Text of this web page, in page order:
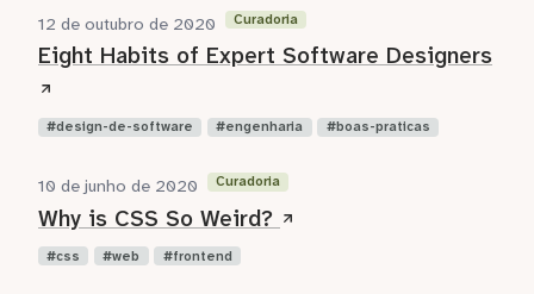
12 de outubro de 2020 Curadoria
Eight Habits of Expert Software Designers
design-de-software engenharia boas-praticas
10 de junho de 2020 Curadoria
Why is CSS So Weird?
css web frontend